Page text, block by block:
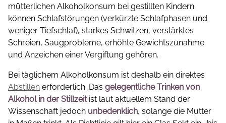
mütterlichen Alkoholkonsum bei gestillten Kindern
können Schlafstörungen (verkürzte Schlafphasen und
weniger Tiefschlaf), starkes Schwitzen, verstärktes
Schreien, Saugprobleme, erhöhte Gewichtszunahme
und Anzeichen einer Vergiftung gehören.
Bei täglichem Alkoholkonsum ist deshalb ein direktes
Abstillen erforderlich. Das gelegentliche Trinken von
Alkohol in der Stillzeitist laut aktuellem Stand der
Wissenschaft jedoch unbedenklich, solange die Mutter